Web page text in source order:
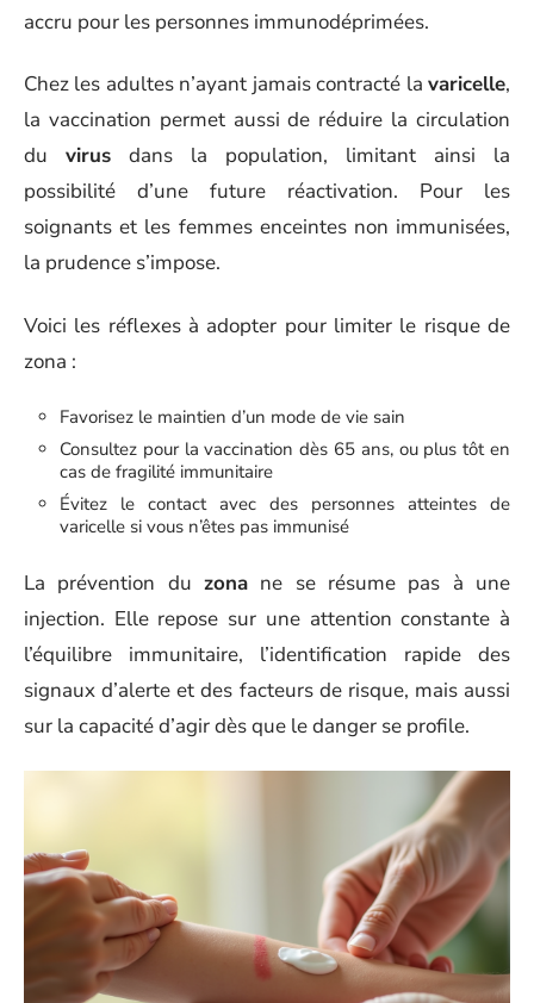
accru pour les personnes immunodéprimées.
Chez les adultes n’ayant jamais contracté la varicelle,
la vaccination permet aussi de réduire la circulation
du virus dans la population, limitant ainsi la
possibilité d’une future réactivation. Pour les
soignants et les femmes enceintes non immunisées,
la prudence s’impose.
Voici les réflexes à adopter pour limiter le risque de
zona :
Favorisez le maintien d’un mode de vie sain
Consultez pour la vaccination dès 65 ans, ou plus tôt en
cas de fragilité immunitaire
Évitez le contact avec des personnes atteintes de
varicelle si vous n’êtes pas immunisé
La prévention du zona ne se résume pas à une
injection. Elle repose sur une attention constante à
l’équilibre immunitaire, l’identification rapide des
signaux d’alerte et des facteurs de risque, mais aussi
sur la capacité d’agir dès que le danger se profile.